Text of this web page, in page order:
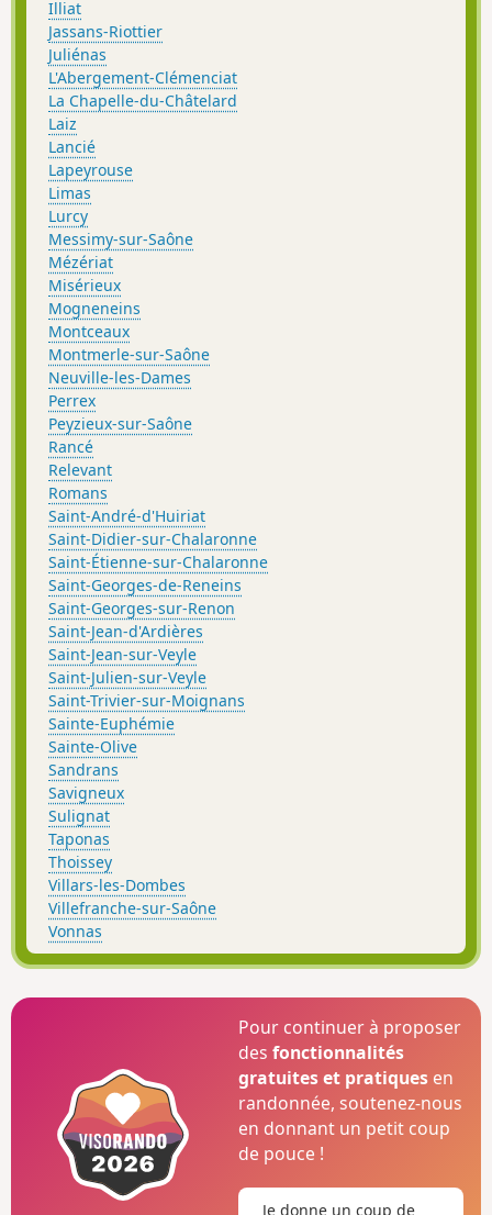
Illiat
Jassans-Riottier
Juliénas
L'Abergement-Clémenciat
La Chapelle-du-Châtelard
Laiz
Lancié
Lapeyrouse
Limas
Lurcy
Messimy-sur-Saône
Mézériat
Misérieux
Mogneneins
Montceaux
Montmerle-sur-Saône
Neuville-les-Dames
Perrex
Peyzieux-sur-Saône
Rancé
Relevant
Romans
Saint-André-d'Huiriat
Saint-Didier-sur-Chalaronne
Saint-Étienne-sur-Chalaronne
Saint-Georges-de-Reneins
Saint-Georges-sur-Renon
Saint-Jean-d'Ardières
Saint-Jean-sur-Veyle
Saint-Julien-sur-Veyle
Saint-Trivier-sur-Moignans
Sainte-Euphémie
Sainte-Olive
Sandrans
Savigneux
Sulignat
Taponas
Thoissey
Villars-les-Dombes
Villefranche-sur-Saône
Vonnas
Pour continuer à proposer
desfonctionnalités
gratuites et pratiques en
randonnée, soutenez-nous
en donnant un petit coup
de pouce !
Je donne un coup de